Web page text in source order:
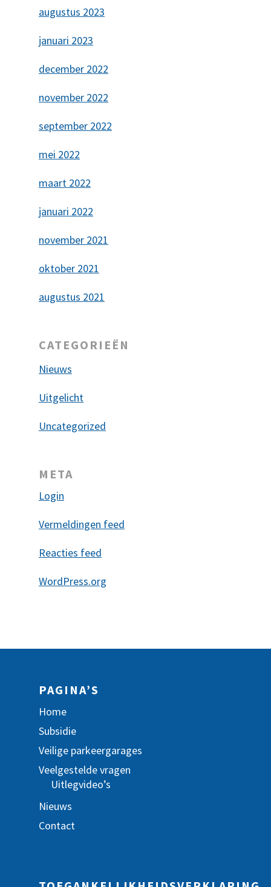
augustus 2023
januari 2023
december 2022
november 2022
september 2022
mei 2022
maart 2022
januari 2022
november 2021
oktober 2021
augustus 2021
CATEGORIEËN
Nieuws
Uitgelicht
Uncategorized
META
Login
Vermeldingen feed
Reacties feed
WordPress.org
PAGINA’S
Home
Subsidie
Veilige parkeergarages
Veelgestelde vragen
Uitlegvideo’s
Nieuws
Contact